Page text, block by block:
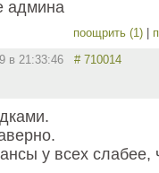
админа
поощрить (1)
в 21:33:46 # 710014
у всех слабее,